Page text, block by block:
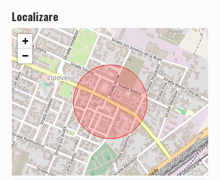
Localizare
+
−